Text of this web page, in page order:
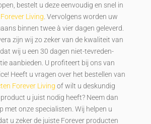
bestelt u deze eenvoudig en snel in
Living . Vervolgens worden uw
binnen twee à vier dagen geleverd.
zijn wij zo zeker van de kwaliteit van
wij u een 30 dagen niet-tevreden-
aanbieden. U profiteert bij ons van
Heeft u vragen over het bestellen van
Forever Living of wilt u deskundig
u juist nodig heeft? Neem dan
met onze specialisten. Wij helpen u
u zeker de juiste Forever producten